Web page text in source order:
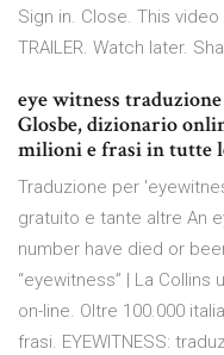
Sign in. Close. This video
TRAILER. Watch later.
eye witness
Glosbe, dizionario
milioni e frasi in tutte
Traduzione per
gratuito e tante altre An
number have died or
“eyewitness” | La Collins
on-line. Oltre 100.000
frasi. EYEWITNESS: